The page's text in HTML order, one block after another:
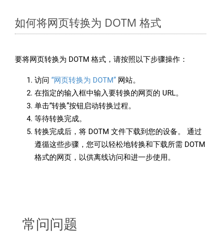
如何将网页转换为 DOTM 格式
要将网页转换为 DOTM 格式，请按照以下步骤操作：
访问 “网页转换为 DOTM” 网站。
在指定的输入框中输入要转换的网页的 URL。
单击“转换”按钮启动转换过程。
等待转换完成。
转换完成后，将 DOTM 文件下载到您的设备。 通过
遵循这些步骤，您可以轻松地转换和下载所需 DOTM
格式的网页，以供离线访问和进一步使用。
常问问题